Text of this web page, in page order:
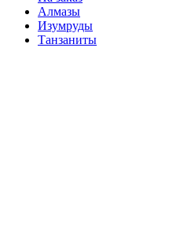
Алмазы
Изумруды
Танзаниты